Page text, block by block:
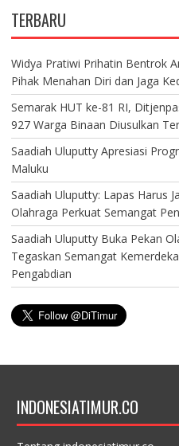
TERBARU
Widya Pratiwi Prihatin Bentrok
Pihak Menahan Diri dan Jaga
Semarak HUT ke-81 RI,
927 Warga Binaan Diusulkan
Saadiah Uluputty Apresiasi
Maluku
Saadiah Uluputty: Lapas Harus
Olahraga Perkuat Semangat
Saadiah Uluputty Buka Pekan
Tegaskan Semangat
Pengabdian
INDONESIATIMUR.CO